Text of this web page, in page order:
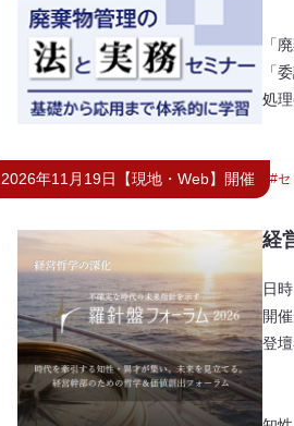
「
「
処
2026年11月19日【現地・Web】開催 セ
経
日
開
登
宮